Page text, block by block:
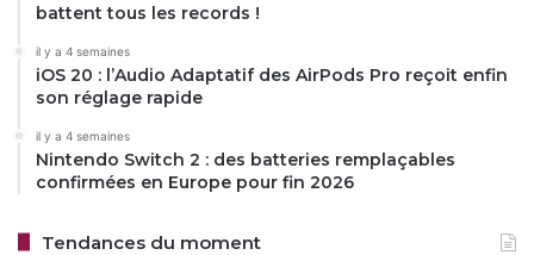
battent tous les records !
il y a 4 semaines
iOS 20 : l’Audio Adaptatif des AirPods Pro reçoit enfin
son réglage rapide
il y a 4 semaines
Nintendo Switch 2 : des batteries remplaçables
confirmées en Europe pour fin 2026
Tendances du moment